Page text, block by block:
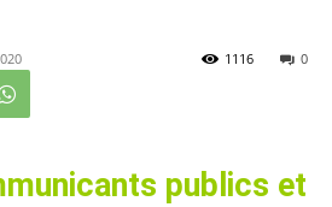
0
1116
publics et